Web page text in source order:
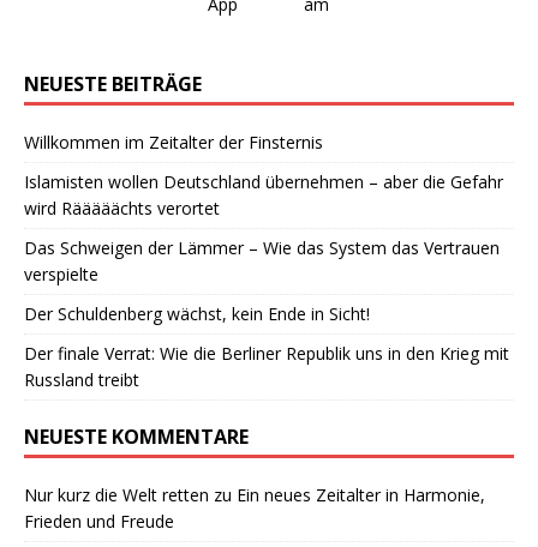
NEUESTE BEITRÄGE
Willkommen im Zeitalter der Finsternis
Islamisten wollen Deutschland übernehmen – aber die Gefahr
wird Rääääächts verortet
Das Schweigen der Lämmer – Wie das System das Vertrauen
verspielte
Der Schuldenberg wächst, kein Ende in Sicht!
Der finale Verrat: Wie die Berliner Republik uns in den Krieg mit
Russland treibt
NEUESTE KOMMENTARE
Nur kurz die Welt retten zu Ein neues Zeitalter in Harmonie,
Frieden und Freude